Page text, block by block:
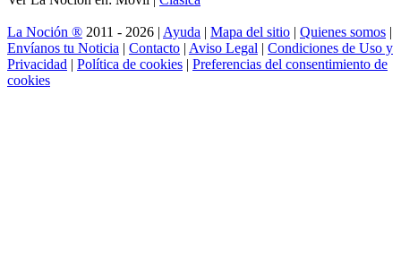
La Noción ® 2011 - 2026 | Ayuda | Mapa del sitio | Quienes somos |
Envíanos tu Noticia | Contacto | Aviso Legal | Condiciones de Uso y
Privacidad | Política de cookies | Preferencias del consentimiento de
cookies